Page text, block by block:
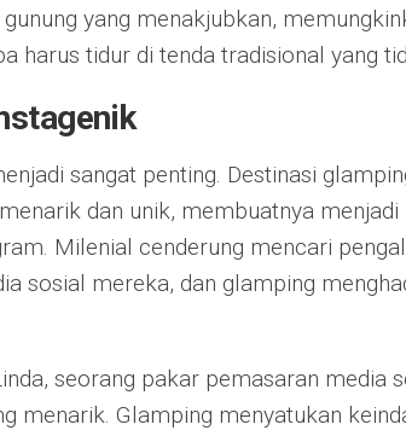
yang menakjubkan,
harus tidur di tenda tradisional yang
sangat penting. Destinasi
dan unik, membuatnya
Milenial cenderung mencari
sosial mereka, dan glamping
seorang pakar pemasaran media
menarik. Glamping menyatukan